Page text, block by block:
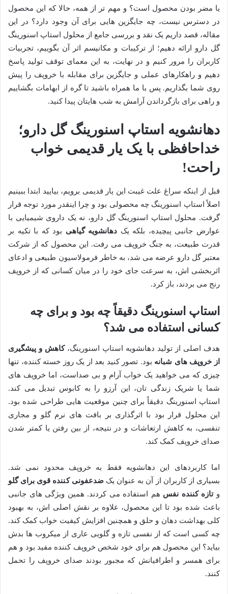
یا مضر بودن محصول است؟ و مهم تر از همه، حالا که این محصول
در دسترس نیست، چه جایگزین هایی برای آن وجود دارد؟ در این
مقاله، قصد داریم یک نقد و بررسی جامع از محلول استاپ اسنورینگ
گل دارو ارائه دهیم؛ از ترکیبات و مکانیسم اثر آن بگوییم، تجربیات
کاربران را مرور کنیم و در نهایت، به این معمای توقف تولید پاسخ
دهیم و راهکارهای عملی و جایگزین برای مقابله با خروپف را پیش
روی شما بگذاریم. پس با ما همراه باشید تا گره از ابهامات بگشاییم
و راهی برای بازگرداندن آرامش به شب هایتان پیدا کنید.
دهانشویه استاپ اسنورینگ گل دارو؛
خداحافظی با یک یار قدیمی خواب
راحت!
قبل از اینکه سراغ علت غیبت این یار قدیمی برویم، بیایید ابتدا ببینیم
اصلاً استاپ اسنورینگ چه محصولی بود و چرا اینقدر مورد توجه قرار
گرفت. محلول استاپ اسنورینگ گل دارو، نه یک داروی شیمیایی با
عوارض جانبی پیچیده، بلکه یک دهانشویه گیاهی بود که با تکیه بر
قدرت طبیعت، به جنگ خروپف می رفت. این محصول که از شرکت
معتبر گل دارو عرضه می شد، به خاطر فرمولاسیون طبیعی و ادعای
اثربخشی اش، به سرعت جای خود را در میان کسانی که از خروپف
رنج می بردند، باز کرد.
استاپ اسنورینگ دقیقاً چه بود و برای چه
کسانی استفاده می شد؟
هدف اصلی از تولید دهانشویه استاپ اسنورینگ،کاهش و پیشگیری
از خروپف های شبانه بود. تصور کنید بعد از یک روز خسته کننده، تنها
چیزی که می خواهید یک خواب آرام و بی صداست، اما خروپف های
شما یا شریک زندگی تان، این آرزو را به کابوس تبدیل می کند.
استاپ اسنورینگ دقیقاً برای چنین موقعیت هایی طراحی شده بود.
این محلول قرار بود با اثرگذاری بر بافت های نرم گلو و مجاری
تنفسی، به کاهش ارتعاشات و در نتیجه، از بین رفتن یا کمتر شدن
صدای خروپف کمک کند.
اما کاربردهای این دهانشویه فقط به خروپف محدود نمی شد.
بسیاری از کاربران از آن به عنوان یکضدعفونی کننده قوی برای گلو
وتازه کننده نفس هم استفاده می کردند. همین ویژگی های جانبی
باعث شده بود تا این محصول، علاوه بر نقش اصلی اش، به بهبود
کلی بهداشت دهان و حلق و همچنین افزایش کیفیت خواب کمک کند.
چه کسی است که از نفسی تازه و گلویی عاری از میکروب ها بدش
بیاید؟ این محصول هم برای خود شخص خروپف کننده مفید بود و هم
برای همسر و اطرافیانش که مجبور بودند صدای خروپف را تحمل
کنند.